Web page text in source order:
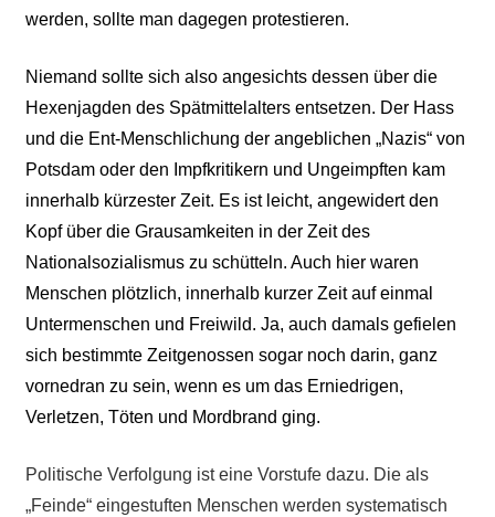
werden, sollte man dagegen protestieren.
Niemand sollte sich also angesichts dessen über die
Hexenjagden des Spätmittelalters entsetzen. Der Hass
und die Ent-Menschlichung der angeblichen „Nazis“ von
Potsdam oder den Impfkritikern und Ungeimpften kam
innerhalb kürzester Zeit. Es ist leicht, angewidert den
Kopf über die Grausamkeiten in der Zeit des
Nationalsozialismus zu schütteln. Auch hier waren
Menschen plötzlich, innerhalb kurzer Zeit auf einmal
Untermenschen und Freiwild. Ja, auch damals gefielen
sich bestimmte Zeitgenossen sogar noch darin, ganz
vornedran zu sein, wenn es um das Erniedrigen,
Verletzen, Töten und Mordbrand ging.
Politische Verfolgung ist eine Vorstufe dazu. Die als
„Feinde“ eingestuften Menschen werden systematisch